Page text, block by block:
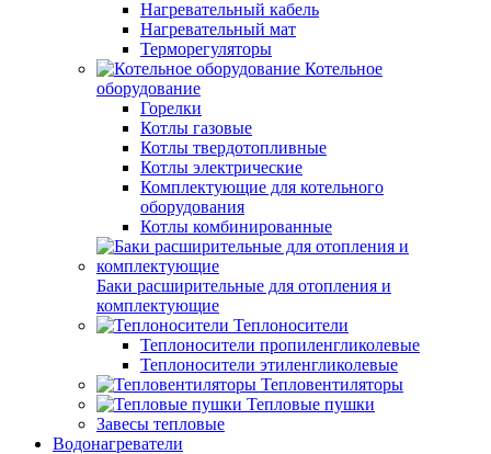
Нагревательный кабель
Нагревательный мат
Терморегуляторы
Котельное
оборудование
Горелки
Котлы газовые
Котлы твердотопливные
Котлы электрические
Комплектующие для котельного
оборудования
Котлы комбинированные
Баки расширительные для отопления и
комплектующие
Теплоносители
Теплоносители пропиленгликолевые
Теплоносители этиленгликолевые
Тепловентиляторы
Тепловые пушки
Завесы тепловые
Водонагреватели